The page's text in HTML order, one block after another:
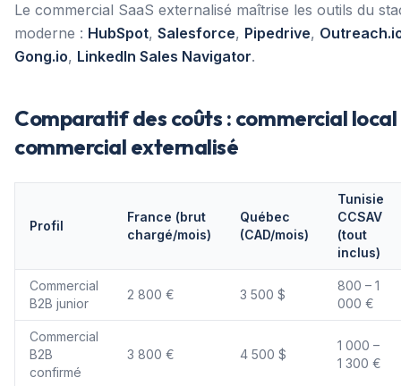
Le commercial SaaS externalisé maîtrise les outils du
moderne : HubSpot, Salesforce, Pipedrive,
Gong.io, LinkedIn Sales Navigator.
Comparatif des coûts : commercial local
commercial externalisé
Profil
France (brut
chargé/mois)
Québec
(CAD/mois)
Tunisie
CCSAV
(tout
inclus)
Commercial
B2B junior
2 800 € 3 500 $
800 – 1
000 €
Commercial
B2B
confirmé
3 800 € 4 500 $
1 000 –
1 300 €